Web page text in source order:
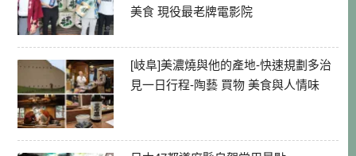
美食 現役最老牌電影院
[岐阜]美濃燒與他的產地-快速規劃多治
見一日行程-陶藝 買物 美食與人情味